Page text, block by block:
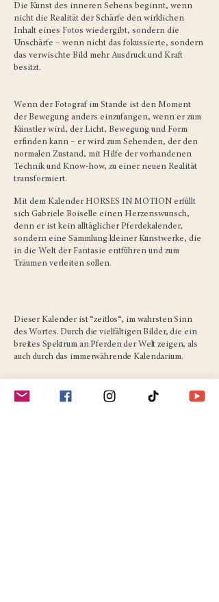
Die Kunst des inneren Sehens beginnt, wenn
nicht die Realität der Schärfe den wirklichen
Inhalt eines Fotos wiedergibt, sondern die
Unschärfe – wenn nicht das fokussierte, sondern
das verwischte Bild mehr Ausdruck und Kraft
besitzt.
Wenn der Fotograf im Stande ist den Moment
der Bewegung anders einzufangen, wenn er zum
Künstler wird, der Licht, Bewegung und Form
erfinden kann ­– er wird zum Sehenden, der den
normalen Zustand, mit Hilfe der vorhandenen
Technik und Know-how, zu einer neuen Realität
transformiert.
Mit dem Kalender HORSES IN MOTION erfüllt
sich Gabriele Boiselle einen Herzenswunsch,
denn er ist kein alltäglicher Pferdekalender,
sondern eine Sammlung kleiner Kunstwerke, die
in die Welt der Fantasie entführen und zum
Träumen verleiten sollen.
Dieser Kalender ist “zeitlos“, im wahrsten Sinn
des Wortes. Durch die vielfältigen Bilder, die ein
breites Spektrum an Pferden der Welt zeigen, als
auch durch das immerwährende Kalendarium.
Gabriele Boiselle gelingt es, ganz besondere Fotos